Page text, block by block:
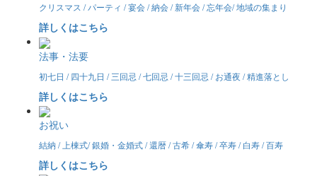
クリスマス / パーティ / 宴会 / 納会 / 新年会 / 忘年会/ 地域の集まり
詳しくはこちら
法事・法要
初七日 / 四十九日 / 三回忌 / 七回忌 / 十三回忌 / お通夜 / 精進落とし
詳しくはこちら
お祝い
結納 / 上棟式/ 銀婚・金婚式 / 還暦 / 古希 / 傘寿 / 卒寿 / 白寿 / 百寿
詳しくはこちら